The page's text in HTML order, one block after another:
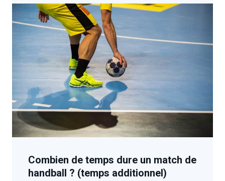
Combien de temps dure un match de
handball ? (temps additionnel)